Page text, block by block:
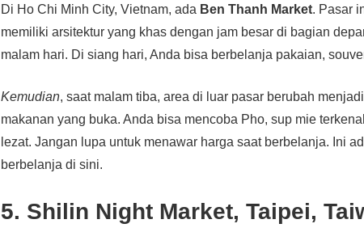
Di Ho Chi Minh City, Vietnam, ada Ben Thanh Market. Pasar
memiliki arsitektur yang khas dengan jam besar di bagian
malam hari. Di siang hari, Anda bisa berbelanja pakaian,
Kemudian, saat malam tiba, area di luar pasar berubah
makanan yang buka. Anda bisa mencoba Pho, sup mie
lezat. Jangan lupa untuk menawar harga saat berbelanja. Ini
berbelanja di sini.
5. Shilin Night Market, Taipei,